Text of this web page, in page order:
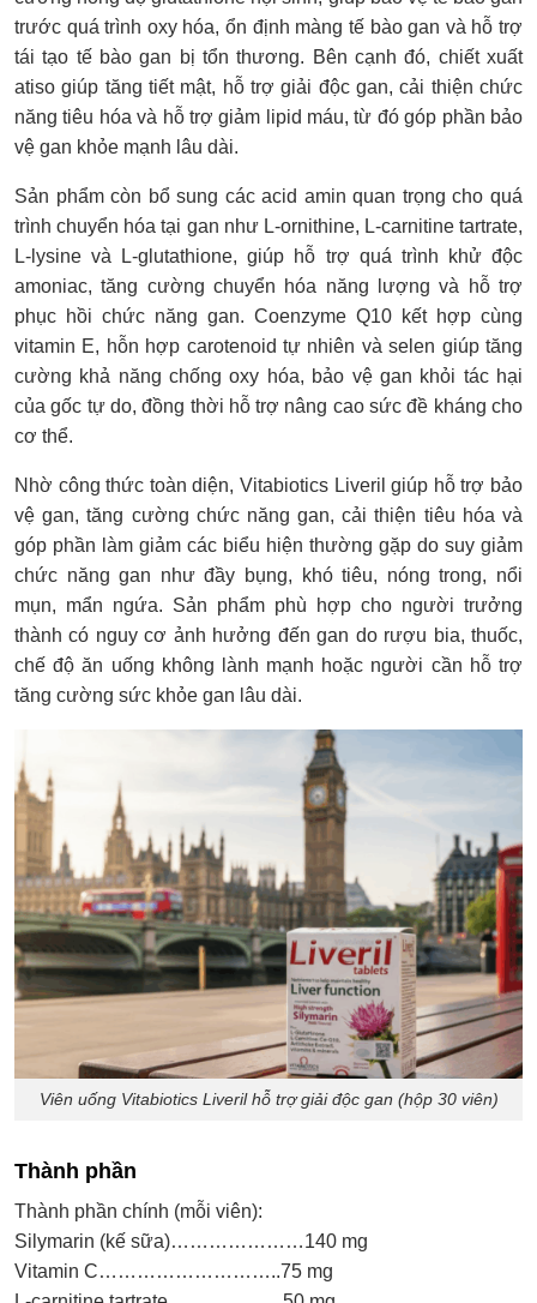
trước quá trình oxy hóa, ổn định màng tế bào gan và hỗ trợ
tái tạo tế bào gan bị tổn thương. Bên cạnh đó, chiết xuất
atiso giúp tăng tiết mật, hỗ trợ giải độc gan, cải thiện chức
năng tiêu hóa và hỗ trợ giảm lipid máu, từ đó góp phần bảo
vệ gan khỏe mạnh lâu dài.
Sản phẩm còn bổ sung các acid amin quan trọng cho quá
trình chuyển hóa tại gan như L-ornithine, L-carnitine tartrate,
L-lysine và L-glutathione, giúp hỗ trợ quá trình khử độc
amoniac, tăng cường chuyển hóa năng lượng và hỗ trợ
phục hồi chức năng gan. Coenzyme Q10 kết hợp cùng
vitamin E, hỗn hợp carotenoid tự nhiên và selen giúp tăng
cường khả năng chống oxy hóa, bảo vệ gan khỏi tác hại
của gốc tự do, đồng thời hỗ trợ nâng cao sức đề kháng cho
cơ thể.
Nhờ công thức toàn diện, Vitabiotics Liveril giúp hỗ trợ bảo
vệ gan, tăng cường chức năng gan, cải thiện tiêu hóa và
góp phần làm giảm các biểu hiện thường gặp do suy giảm
chức năng gan như đầy bụng, khó tiêu, nóng trong, nổi
mụn, mẩn ngứa. Sản phẩm phù hợp cho người trưởng
thành có nguy cơ ảnh hưởng đến gan do rượu bia, thuốc,
chế độ ăn uống không lành mạnh hoặc người cần hỗ trợ
tăng cường sức khỏe gan lâu dài.
Viên uống Vitabiotics Liveril hỗ trợ giải độc gan (hộp 30 viên)
Thành phần
Thành phần chính (mỗi viên):
Silymarin (kế sữa)…………………140 mg
Vitamin C………………………..75 mg